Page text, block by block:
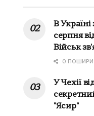
В Україні
серпня
Військ
0
У Чехії
"Ясир"